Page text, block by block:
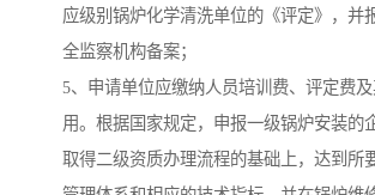
应级别锅炉化学清洗单位的《评定》，并
全监察机构备案；
5、申请单位应缴纳人员培训费、评定费
用。根据国家规定，申报一级锅炉安装的
取得二级资质办理流程的基础上，达到所